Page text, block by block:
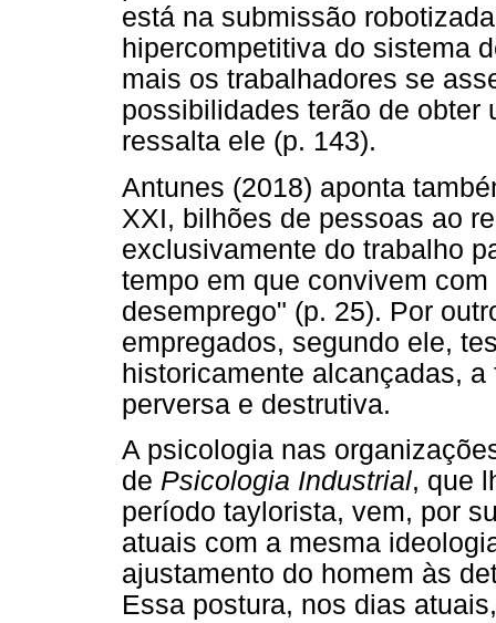
está na submissão
hipercompetitiva do sistema
mais os trabalhadores se
possibilidades terão de obter
ressalta ele (p. 143).
Antunes (2018) aponta
XXI, bilhões de pessoas ao
exclusivamente do trabalho
tempo em que convivem
desemprego" (p. 25). Por
empregados, segundo ele,
historicamente alcançadas,
perversa e destrutiva.
A psicologia nas
de Psicologia Industrial, que
período taylorista, vem, por
atuais com a mesma
ajustamento do homem às
Essa postura, nos dias